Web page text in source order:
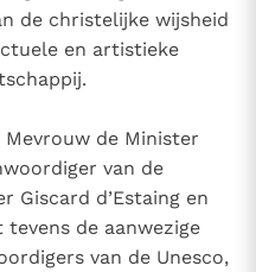
de christelijke wijsheid
en artistieke
de Minister
van de
Giscard d’Estaing en
de aanwezige
van de Unesco,